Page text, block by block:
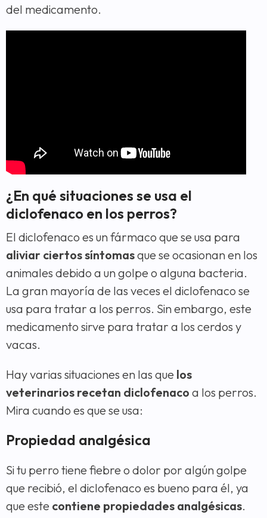
del medicamento.
¿En qué situaciones se usa el
diclofenaco en los perros?
El diclofenaco es un fármaco que se usa para
aliviar ciertos síntomasque se ocasionan en los
animales debido a un golpe o alguna bacteria.
La gran mayoría de las veces el diclofenaco se
usa para tratar a los perros. Sin embargo, este
medicamento sirve para tratar a los cerdos y
vacas.
Hay varias situaciones en las que los
veterinarios recetan diclofenaco a los perros.
Mira cuando es que se usa:
Propiedad analgésica
Si tu perro tiene fiebre o dolor por algún golpe
que recibió, el diclofenaco es bueno para él, ya
que este contiene propiedades analgésicas.